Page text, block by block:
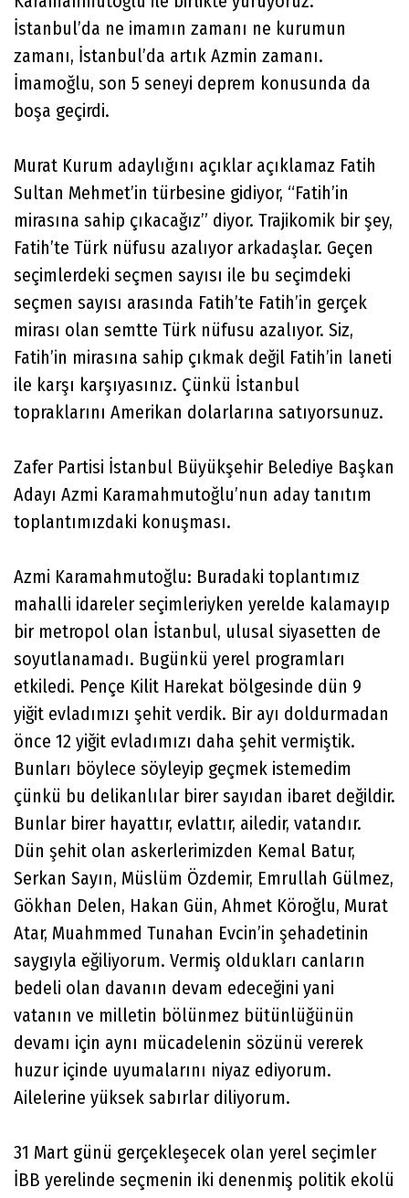
İstanbul’da ne imamın zamanı ne kurumun
zamanı, İstanbul’da artık Azmin zamanı.
İmamoğlu, son 5 seneyi deprem konusunda da
boşa geçirdi.
Murat Kurum adaylığını açıklar açıklamaz Fatih
Sultan Mehmet’in türbesine gidiyor, “Fatih’in
mirasına sahip çıkacağız” diyor. Trajikomik bir şey,
Fatih’te Türk nüfusu azalıyor arkadaşlar. Geçen
seçimlerdeki seçmen sayısı ile bu seçimdeki
seçmen sayısı arasında Fatih’te Fatih’in gerçek
mirası olan semtte Türk nüfusu azalıyor. Siz,
Fatih’in mirasına sahip çıkmak değil Fatih’in laneti
ile karşı karşıyasınız. Çünkü İstanbul
topraklarını Amerikan dolarlarına satıyorsunuz.
Zafer Partisi İstanbul Büyükşehir Belediye Başkan
Adayı Azmi Karamahmutoğlu’nun aday tanıtım
toplantımızdaki konuşması.
Azmi Karamahmutoğlu: Buradaki toplantımız
mahalli idareler seçimleriyken yerelde kalamayıp
bir metropol olan İstanbul, ulusal siyasetten de
soyutlanamadı. Bugünkü yerel programları
etkiledi. Pençe Kilit Harekat bölgesinde dün 9
yiğit evladımızı şehit verdik. Bir ayı doldurmadan
önce 12 yiğit evladımızı daha şehit vermiştik.
Bunları böylece söyleyip geçmek istemedim
çünkü bu delikanlılar birer sayıdan ibaret değildir.
Bunlar birer hayattır, evlattır, ailedir, vatandır.
Dün şehit olan askerlerimizden Kemal Batur,
Serkan Sayın, Müslüm Özdemir, Emrullah Gülmez,
Gökhan Delen, Hakan Gün, Ahmet Köroğlu, Murat
Atar, Muahmmed Tunahan Evcin’in şehadetinin
saygıyla eğiliyorum. Vermiş oldukları canların
bedeli olan davanın devam edeceğini yani
vatanın ve milletin bölünmez bütünlüğünün
devamı için aynı mücadelenin sözünü vererek
huzur içinde uyumalarını niyaz ediyorum.
Ailelerine yüksek sabırlar diliyorum.
31 Mart günü gerçekleşecek olan yerel seçimler
İBB yerelinde seçmenin iki denenmiş politik ekolü